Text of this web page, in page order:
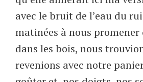
avec le bruit de l’eau du
matinées à nous promener
dans les bois, nous
revenions avec notre